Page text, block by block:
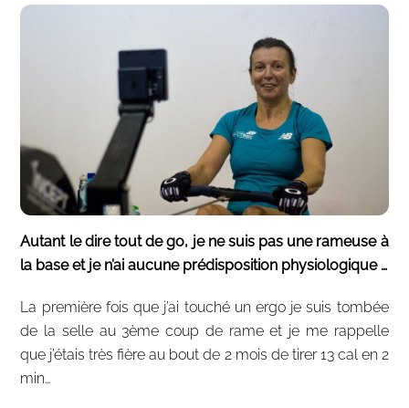
Autant le dire tout de go, je ne suis pas une rameuse à
la base et je n’ai aucune prédisposition physiologique …
La première fois que j’ai touché un ergo je suis tombée
de la selle au 3ème coup de rame et je me rappelle
que j’étais très fière au bout de 2 mois de tirer 13 cal en 2
min…